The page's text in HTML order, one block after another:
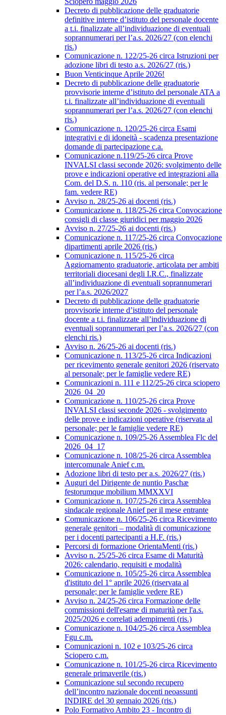
Decreto di pubblicazione delle graduatorie
definitive interne d’istituto del personale docente
a t.i. finalizzate all’individuazione di eventuali
soprannumerari per l’a.s. 2026/27 (con elenchi
ris.)
Comunicazione n. 122/25-26 circa Istruzioni per
adozione libri di testo a.s. 2026/27 (ris.)
Buon Venticinque Aprile 2026!
Decreto di pubblicazione delle graduatorie
provvisorie interne d’istituto del personale ATA a
t.i. finalizzate all’individuazione di eventuali
soprannumerari per l’a.s. 2026/27 (con elenchi
ris.)
Comunicazione n. 120/25-26 circa Esami
integrativi e di idoneità - scadenza presentazione
domande di partecipazione c.a.
Comunicazione n.119/25-26 circa Prove
INVALSI classi seconde 2026: svolgimento delle
prove e indicazioni operative ed integrazioni alla
Com. del D.S. n. 110 (ris. al personale; per le
fam. vedere RE)
Avviso n. 28/25-26 ai docenti (ris.)
Comunicazione n. 118/25-26 circa Convocazione
consigli di classe giuridici per maggio 2026
Avviso n. 27/25-26 ai docenti (ris.)
Comunicazione n. 117/25-26 circa Convocazione
dipartimenti aprile 2026 (ris.)
Comunicazione n. 115/25-26 circa
Aggiornamento graduatorie, articolata per ambiti
territoriali diocesani degli I.R.C., finalizzate
all’individuazione di eventuali soprannumerari
per l’a.s. 2026/2027
Decreto di pubblicazione delle graduatorie
provvisorie interne d’istituto del personale
docente a t.i. finalizzate all’individuazione di
eventuali soprannumerari per l’a.s. 2026/27 (con
elenchi ris.)
Avviso n. 26/25-26 ai docenti (ris.)
Comunicazione n. 113/25-26 circa Indicazioni
per ricevimento generale genitori 2026 (riservato
al personale; per le famiglie vedere RE)
Comunicazioni n. 111 e 112/25-26 circa sciopero
2026_04_20
Comunicazione n. 110/25-26 circa Prove
INVALSI classi seconde 2026 - svolgimento
delle prove e indicazioni operative (riservata al
personale; per le famiglie vedere RE)
Comunicazione n. 109/25-26 Assemblea Flc del
2026_04_17
Comunicazione n. 108/25-26 circa Assemblea
intercomunale Anief c.m.
Adozione libri di testo per a.s. 2026/27 (ris.)
Auguri del Dirigente de nuntio Paschæ
festorumque mobilium MMXXVI
Comunicazione n. 107/25-26 circa Assemblea
sindacale regionale Anief per il mese entrante
Comunicazione n. 106/25-26 circa Ricevimento
generale genitori – modalità di comunicazione
per i docenti partecipanti a H.F. (ris.)
Percorsi di formazione OrientaMenti (ris.)
Avviso n. 25/25-26 circa Esame di Maturità
2026: calendario, requisiti e modalità
Comunicazione n. 105/25-26 circa Assemblea
d'istituto del 1° aprile 2026 (riservata al
personale; per le famiglie vedere RE)
Avviso n. 24/25-26 circa Formazione delle
commissioni dell'esame di maturità per l'a.s.
2025/2026 e correlati adempimenti (ris.)
Comunicazione n. 104/25-26 circa Assemblea
Fgu c.m.
Comunicazioni n. 102 e 103/25-26 circa
Sciopero c.m.
Comunicazione n. 101/25-26 circa Ricevimento
generale primaverile (ris.)
Comunicazione sul secondo recupero
dell’incontro nazionale docenti neoassunti
INDIRE del 30 gennaio 2026 (ris.)
Polo Formativo Ambito 23 - Incontro di